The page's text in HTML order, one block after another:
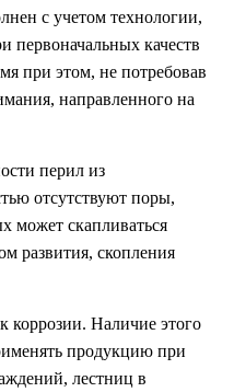
с учетом технологии,
первоначальных качеств
при этом, не потребовав
направленного на
перил из
отсутствуют поры,
может скапливаться
развития, скопления
коррозии. Наличие этого
продукцию при
лестниц в